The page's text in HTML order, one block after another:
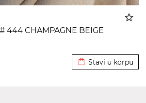
444 CHAMPAGNE BEIGE
Stavi u korpu